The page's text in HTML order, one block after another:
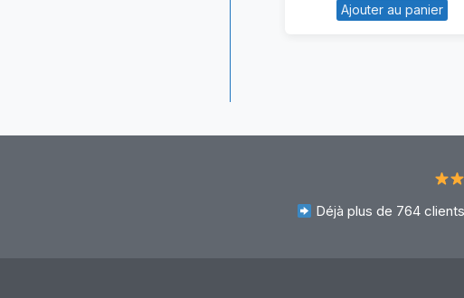
HP
Ajouter au panier
Déjà plus de 764